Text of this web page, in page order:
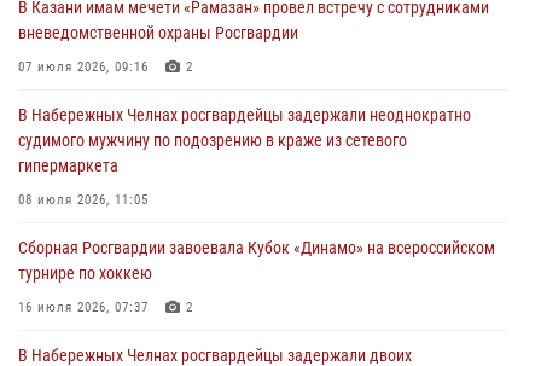
В Нижнекамске сотрудники Росгвардии задержали подозреваемого
23 июля 2026, 06:47
В Казани Росгвардия приняла участие в обеспечении безопасности
крестного хода и освящения храма
В Казани имам мечети «Рамазан» провел встречу с сотрудниками
вневедомственной охраны Росгвардии
07 июля 2026, 09:16 2
В Набережных Челнах росгвардейцы задержали неоднократно
судимого мужчину по подозрению в краже из сетевого
гипермаркета
08 июля 2026, 11:05
Сборная Росгвардии завоевала Кубок «Динамо» на всероссийском
турнире по хоккею
16 июля 2026, 07:37 2
В Набережных Челнах росгвардейцы задержали двоих